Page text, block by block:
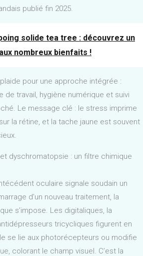
publié fin 2025.
solide tea tree : découvrez un
nombreux bienfaits !
pour une approche intégrée :
de travail, hygiène numérique et suivi
Le message clé : le stress imprime
la rétine, et la tache jaune est souvent
dyschromatopsie : un filtre chimique
oculaire signale soudain un
d’un nouveau traitement, la
s’impose. Les digitaliques, la
tricycliques figurent en
se lie aux photorécepteurs ou modifie
colorant le champ visuel. C’est la